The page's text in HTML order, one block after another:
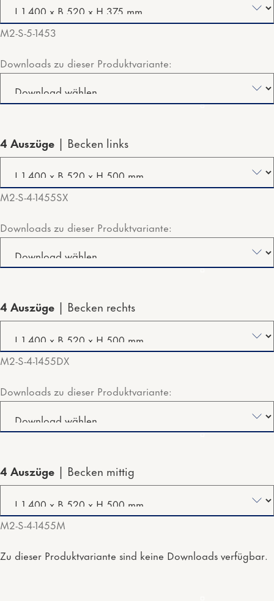
M2-S-5-1453
Downloads zu dieser Produktvariante:
4 Auszüge Becken links
M2-S-4-1455SX
Downloads zu dieser Produktvariante:
4 Auszüge Becken rechts
M2-S-4-1455DX
Downloads zu dieser Produktvariante:
4 Auszüge Becken mittig
M2-S-4-1455M
Zu dieser Produktvariante sind keine Downloads verfügbar.